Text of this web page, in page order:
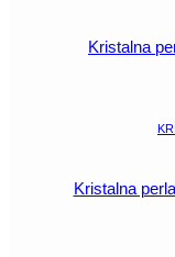
Kristalna
Kristalna